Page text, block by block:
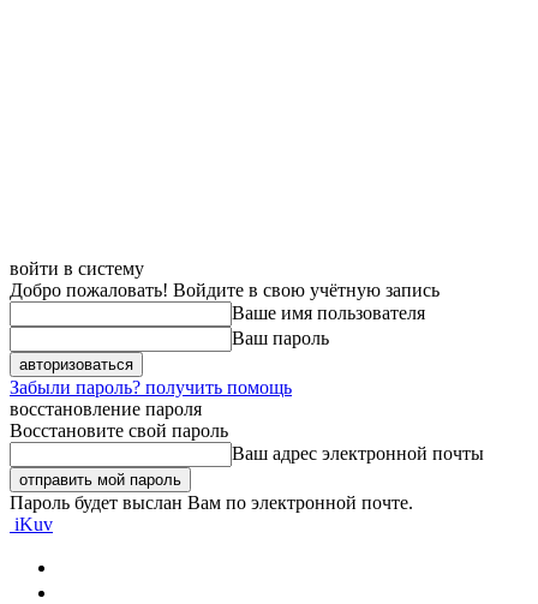
войти в систему
Добро пожаловать! Войдите в свою учётную запись
Ваше имя пользователя
Ваш пароль
Забыли пароль? получить помощь
восстановление пароля
Восстановите свой пароль
Ваш адрес электронной почты
Пароль будет выслан Вам по электронной почте.
iKuv